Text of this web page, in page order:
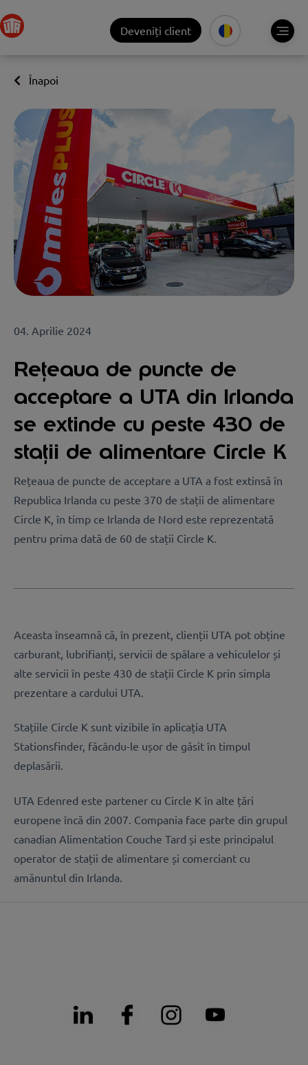
Deveniți client
Înapoi
04. Aprilie 2024
Rețeaua de puncte de
acceptare a UTA din Irlanda
se extinde cu peste 430 de
stații de alimentare Circle K
Rețeaua de puncte de acceptare a UTA a fost extinsă în
Republica Irlanda cu peste 370 de stații de alimentare
Circle K, în timp ce Irlanda de Nord este reprezentată
pentru prima dată de 60 de stații Circle K.
Aceasta înseamnă că, în prezent, clienții UTA pot obține
carburant, lubrifianți, servicii de spălare a vehiculelor și
alte servicii în peste 430 de stații Circle K prin simpla
prezentare a cardului UTA.
Stațiile Circle K sunt vizibile în aplicația UTA
Stationsfinder, făcându-le ușor de găsit în timpul
deplasării.
UTA Edenred este partener cu Circle K în alte țări
europene încă din 2007. Compania face parte din grupul
canadian Alimentation Couche Tard și este principalul
operator de stații de alimentare și comerciant cu
amănuntul din Irlanda.